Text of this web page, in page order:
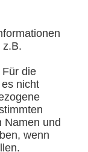
z.B.
Für die
nicht
Namen und
wenn